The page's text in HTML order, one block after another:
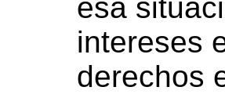
esa
intereses
derechos